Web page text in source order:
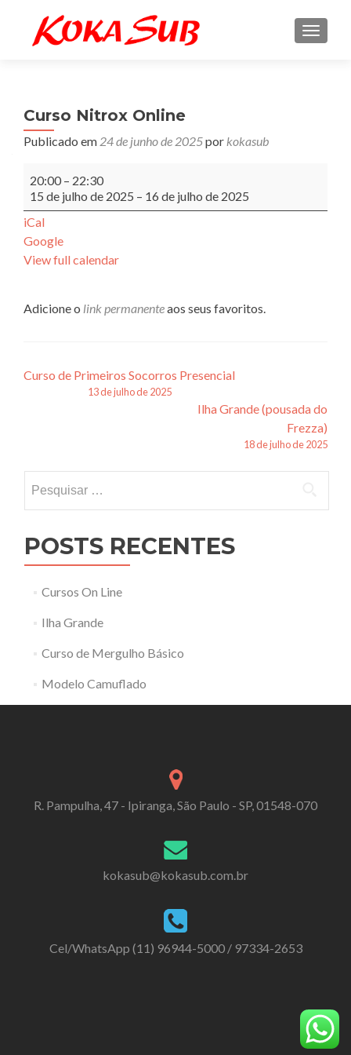
Curso Nitrox Online
Publicado em 24 de junho de 2025por kokasub
Nitrox
Online
20:00 – 22:30
15 de julho de 2025 – 16 de julho de 2025
iCal
Google
View full calendar
Adicione o link permanenteaos seus favoritos.
Navegação
Curso de Primeiros Socorros Presencial
13 de julho de 2025
Ilha Grande (pousada do
Frezza)
18 de julho de 2025
por:
POSTS RECENTES
Cursos On Line
Ilha Grande
Curso de Mergulho Básico
Modelo Camuflado
R. Pampulha, 47 - Ipiranga, São Paulo - SP, 01548-070
kokasub@kokasub.com.br
Cel/WhatsApp (11) 96944-5000 / 97334-2653